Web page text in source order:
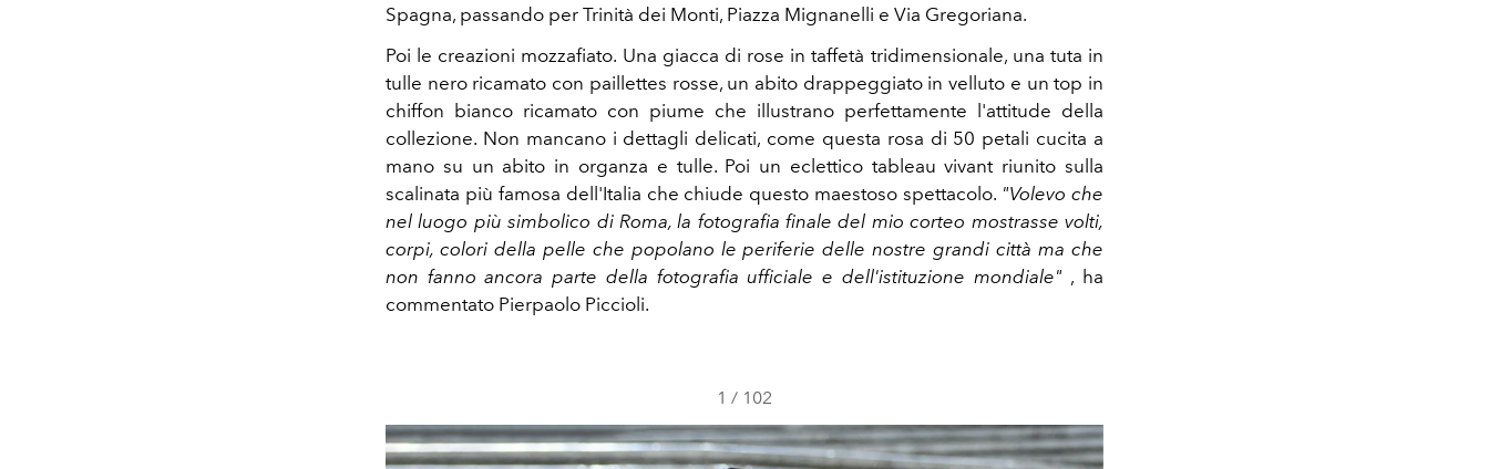
Spagna, passando per Trinità dei Monti, Piazza Mignanelli e Via Gregoriana.
Poi le creazioni mozzafiato. Una giacca di rose in taffetà tridimensionale, una tuta in
tulle nero ricamato con paillettes rosse, un abito drappeggiato in velluto e un top in
chiffon bianco ricamato con piume che illustrano perfettamente l'attitude della
collezione. Non mancano i dettagli delicati, come questa rosa di 50 petali cucita a
mano su un abito in organza e tulle. Poi un eclettico tableau vivant riunito sulla
scalinata più famosa dell'Italia che chiude questo maestoso spettacolo. "Volevo che
nel luogo più simbolico di Roma, la fotografia finale del mio corteo mostrasse volti,
corpi, colori della pelle che popolano le periferie delle nostre grandi città ma che
non fanno ancora parte della fotografia ufficiale e dell'istituzione mondiale" , ha
commentato Pierpaolo Piccioli.
1 / 102